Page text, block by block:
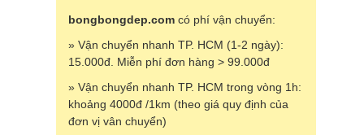
bongbongdep.com có phí vận chuyển:
» Vận chuyển nhanh TP. HCM (1-2 ngày):
15.000đ. Miễn phí đơn hàng > 99.000đ
» Vận chuyển nhanh TP. HCM trong vòng 1h:
khoảng 4000đ /1km (theo giá quy định của
đơn vị vân chuyển)